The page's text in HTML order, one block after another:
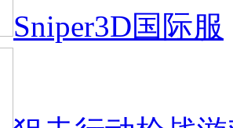
Sniper3D国际服